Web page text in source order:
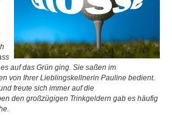
auf das Grün ging. Sie saßen im
von Ihrer Lieblingskellnerin Pauline bedient.
freute sich immer auf die
den großzügigen Trinkgeldern gab es häufig